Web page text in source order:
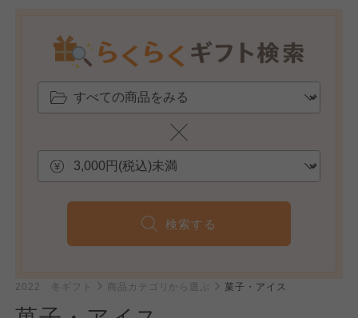
検索する
2022 冬ギフト 商品カテゴリから選ぶ 菓子・アイス